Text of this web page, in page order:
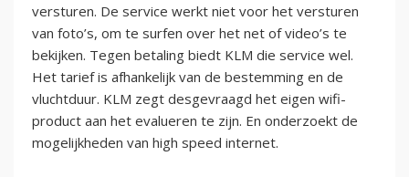
versturen. De service werkt niet voor het versturen
van foto’s, om te surfen over het net of video’s te
bekijken. Tegen betaling biedt KLM die service wel.
Het tarief is afhankelijk van de bestemming en de
vluchtduur. KLM zegt desgevraagd het eigen wifi-
product aan het evalueren te zijn. En onderzoekt de
mogelijkheden van high speed internet.